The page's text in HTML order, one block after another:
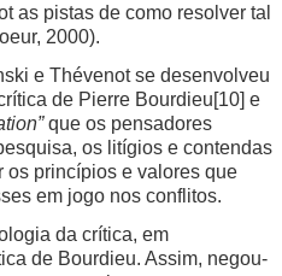
as pistas de como resolver tal
2000).
e Thévenot se desenvolveu
de Pierre Bourdieu[10] e
que os pensadores
os litígios e contendas
os princípios e valores que
em jogo nos conflitos.
da crítica, em
de Bourdieu. Assim, negou-